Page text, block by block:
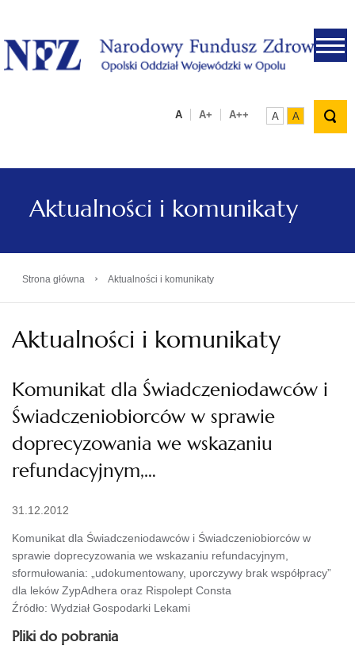
.
A A+ A++ A A
Aktualności i komunikaty
Strona główna › Aktualności i komunikaty
Aktualności i komunikaty
Komunikat dla Świadczeniodawców i
Świadczeniobiorców w sprawie
doprecyzowania we wskazaniu
refundacyjnym,…
31.12.2012
Komunikat dla Świadczeniodawców i Świadczeniobiorców w
sprawie doprecyzowania we wskazaniu refundacyjnym,
sformułowania: „udokumentowany, uporczywy brak współpracy”
dla leków ZypAdhera oraz Rispolept Consta
Źródło: Wydział Gospodarki Lekami
Pliki do pobrania